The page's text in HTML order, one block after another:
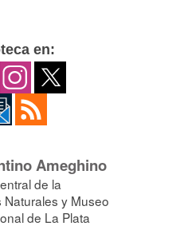
en:
Ameghino
de la
Naturales y Museo
de La Plata